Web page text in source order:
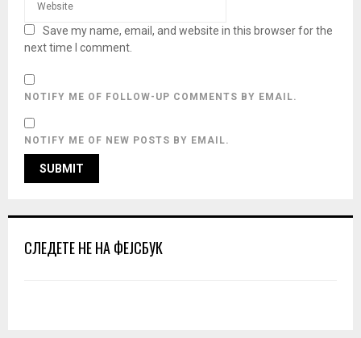
Save my name, email, and website in this browser for the
next time I comment.
NOTIFY ME OF FOLLOW-UP COMMENTS BY EMAIL.
NOTIFY ME OF NEW POSTS BY EMAIL.
СЛЕДЕТЕ НЕ НА ФЕЈСБУК